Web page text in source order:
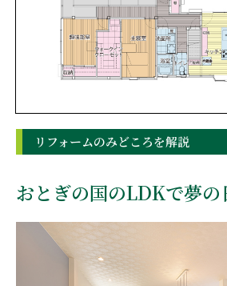
リフォームのみどころを解説
おとぎの国のLDKで夢の